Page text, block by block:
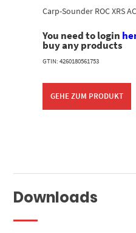
You need to login
buy any products
GTIN: 4260180561753
Carp-Sounder ROC XRS
GEHE ZUM PRODUKT
Downloads